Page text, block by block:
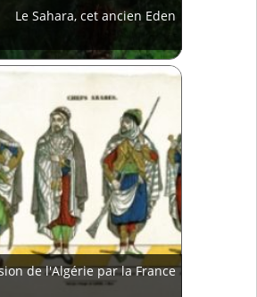
Le Sahara, cet ancien Eden
de l'Algérie par la France